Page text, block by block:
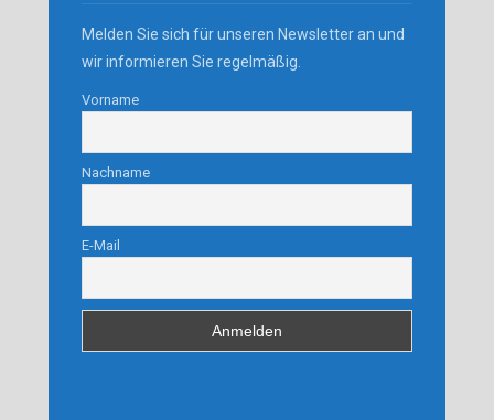
Melden Sie sich für unseren Newsletter an und
wir informieren Sie regelmäßig.
Vorname
Nachname
E-Mail